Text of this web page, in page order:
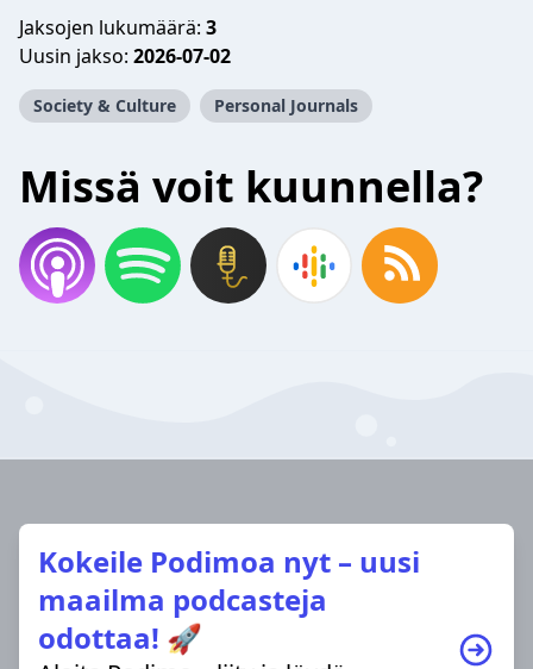
Jaksojen lukumäärä: 3
Uusin jakso: 2026-07-02
Society & Culture Personal Journals
Missä voit kuunnella?
Kokeile Podimoa nyt – uusi
maailma podcasteja
odottaa! 🚀